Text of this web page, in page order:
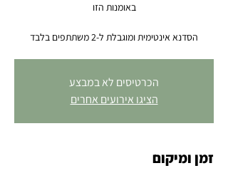
הסדנא אינטימית ומוגבלת ל-2 משתתפים בלבד
הכרטיסים לא במבצע
הציגו אירועים אחרים
זמן ומיקום